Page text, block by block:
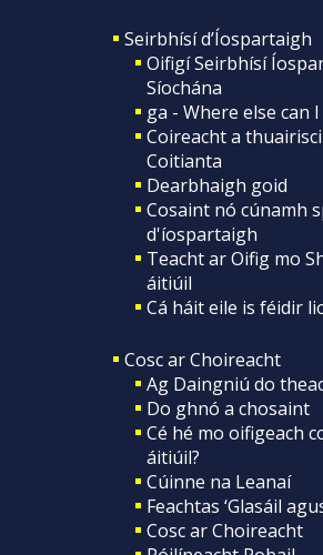
Seirbhísí d’Íospartaigh
Oifigí Seirbhísí
Síochána
ga - Where else can
Coireacht a
Coitianta
Dearbhaigh goid
Cosaint nó cúnamh
d'íospartaigh
Teacht ar Oifig mo
áitiúil
Cá háit eile is féidir
Cosc ar Choireacht
Ag Daingniú do
Do ghnó a chosaint
Cé hé mo oifigeach
áitiúil?
Cúinne na Leanaí
Feachtas ‘Glasáil
Cosc ar Choireacht